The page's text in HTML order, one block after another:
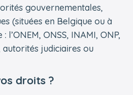
gouvernementales,
(situées en Belgique ou à
l’ONEM, ONSS, INAMI, ONP,
autorités judiciaires ou
droits ?